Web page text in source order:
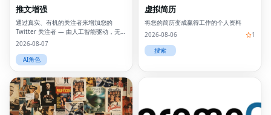
推文增强
通过真实、有机的关注者来增加您的
Twitter 关注者 — 由人工智能驱动，无机
器人，无掉落。
2026-08-07
AI角色
虚拟简历
将您的简历变成赢得工作的个人资料
2026-08-06
1
搜索